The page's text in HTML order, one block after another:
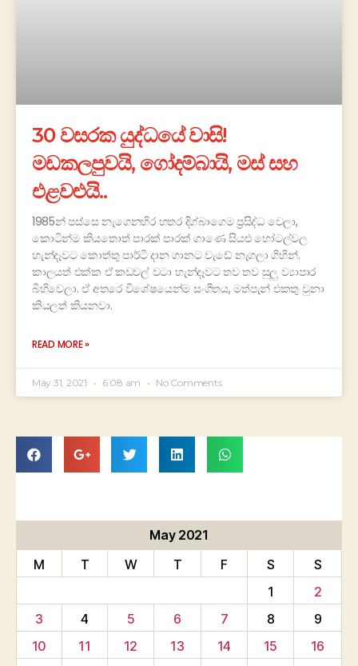
30 වසරක යුද්ධයේ වාසි!
මඩකලපුවයි, ගෝදම්බායි, මස් සහ
එළවළුයි..
1985න් පස්සෙ නැගෙනහිර හතර දිග්බාගෙම ප්‍රසිද්ධ වෙලා,
කොටින්ම කියතොත් පාරක් පාරක් ගාණෙ සියළු හෝටල්වල
හැන්දෑවට කොත්තු පාර්ටි දාන ගානට වැඩේ නැගලා ගිහින්.
කාලයත් එක්ක ඒ කඩවල් වටා හැන්දෑවට තව තව සුලු ව්‍යාපාර
බිහිවෙලා. ඒ අතරෙ විශේෂයෙන්ම සංගීතය, මත්පැන් එකතු වුනා
කියලත් කියනවා.
READ MORE »
May 31, 2021 6:08 am No Comments
May 2021
M
T W T F S
S
1
2
3
4 5 6 7 8
9
10
11 12 13 14 15
16